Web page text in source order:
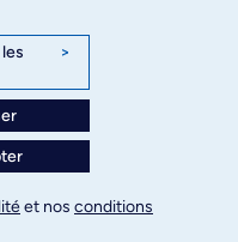
>
et nos conditions